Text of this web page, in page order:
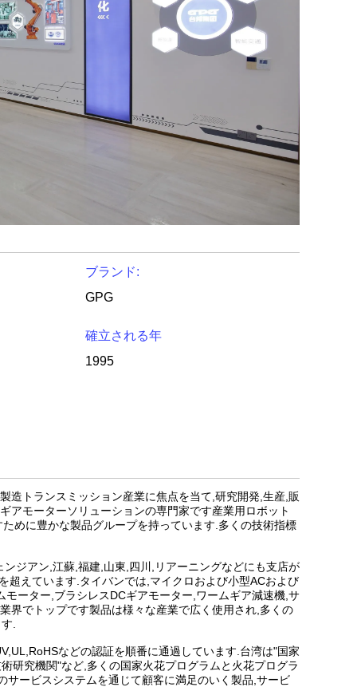
ブランド:
GPG
確立される年
1995
造トランスミッション産業に焦点を当て,研究開発,生産,販
アモーターソリューションの専門家です産業用ロボット
めに豊かな製品グループを持っています.多くの技術指標
ジアン,江蘇,福建,山東,四川,リアーニングなどにも支店が
超えています.タイバンでは,マイクロおよび小型ACおよび
ーター,ブラシレスDCギアモーター,ワームギア減速機,サ
界でトップです製品は様々な産業で広く使用され,多くの
.
などの認証を順番に通過しています.台湾は"国家
研究機関"など,多くの国家火花プログラムと火花プログラ
ービスシステムを通じて顧客に満足のいく製品,サービ